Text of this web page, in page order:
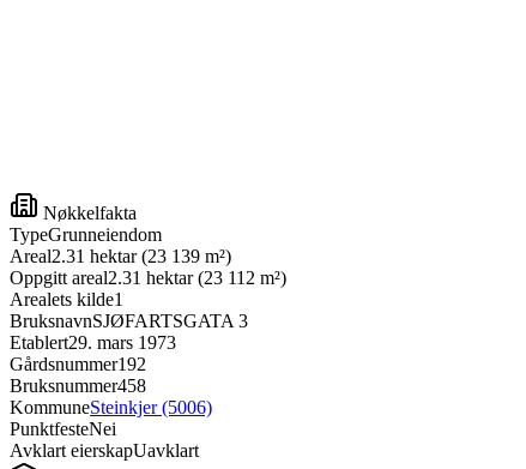
Nøkkelfakta
TypeGrunneiendom
Areal2.31 hektar (23 139 m²)
Oppgitt areal2.31 hektar (23 112 m²)
Arealets kilde1
BruksnavnSJØFARTSGATA 3
Etablert29. mars 1973
Gårdsnummer192
Bruksnummer458
KommuneSteinkjer (5006)
PunktfesteNei
Avklart eierskapUavklart